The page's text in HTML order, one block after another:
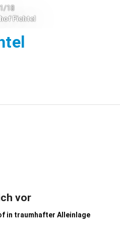
1/18
Fichtel
vor
in traumhafter Alleinlage